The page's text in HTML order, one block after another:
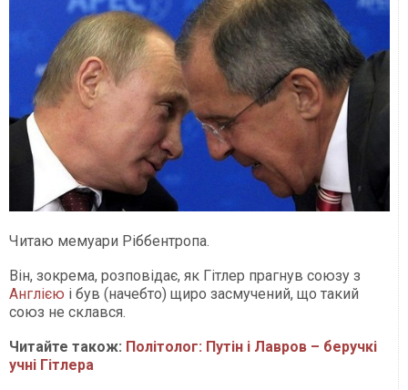
Читаю мемуари Ріббентропа.
Він, зокрема, розповідає, як Гітлер прагнув союзу з
Англією і був (начебто) щиро засмучений, що такий
союз не склався.
Читайте також: Політолог: Путін і Лавров – беручкі
учні Гітлера